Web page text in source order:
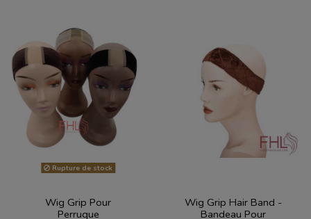
Rupture de stock
Wig Grip Pour
Perruque
Wig Grip Hair Band -
Bandeau Pour